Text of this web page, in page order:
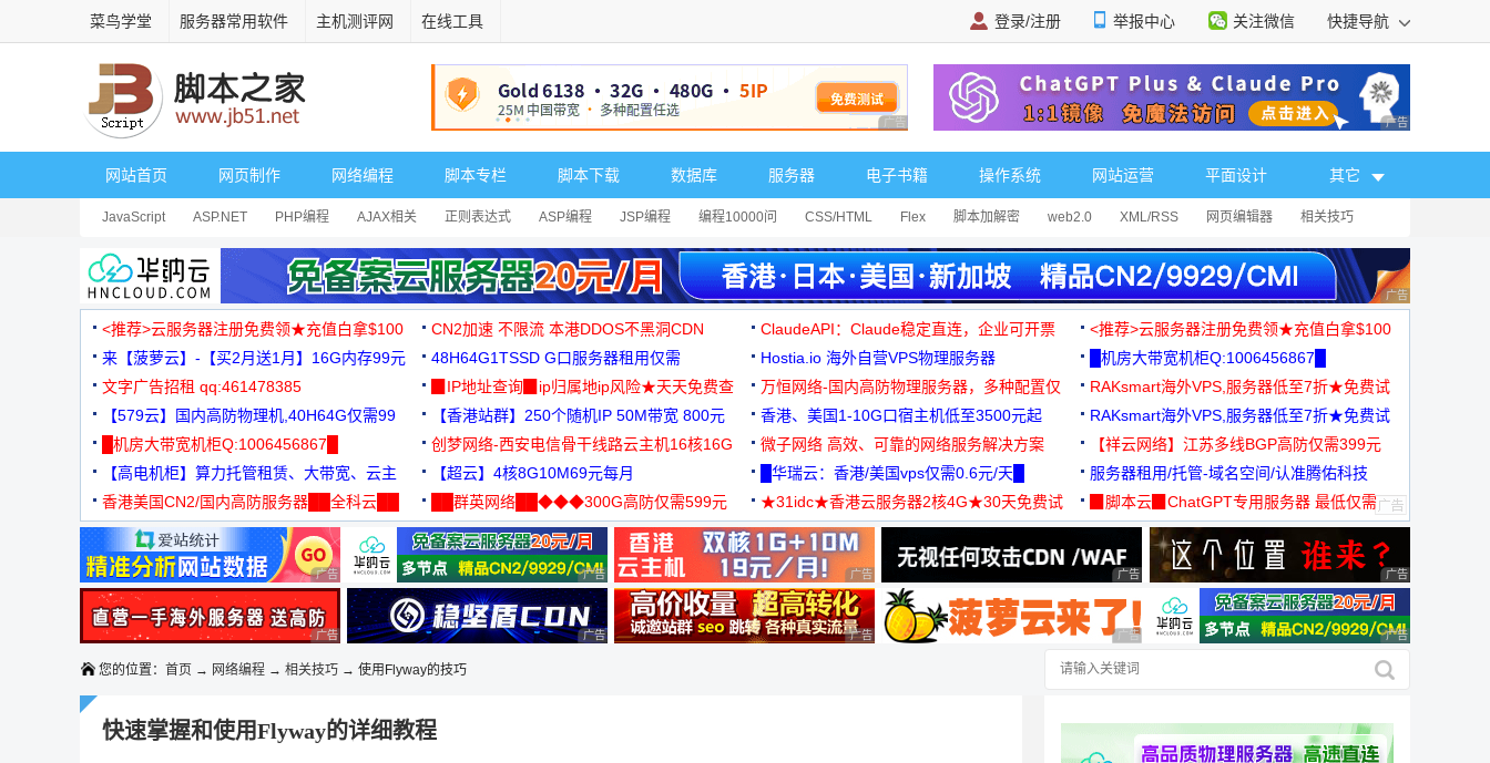
菜鸟学堂 服务器常用软件 主机测评网 在线工具 登录/注册 举报中心 关注微信 快捷导航
广告 商业广告，理性选择 广告 商业广告，理
网站首页 网页制作 网络编程 脚本专栏 脚本下载 数据库 服务器 电子书籍 操作系统 网站运营 平面设计 其它
JavaScript ASP.NET PHP编程 AJAX相关 正则表达式 ASP编程 JSP编程 编程10000问 CSS/HTML Flex 脚本加解密 web2.0 XML/RSS 网页编辑器 相关技巧
安全相关 网页播放器 其它综合 Dart
广告 商业广告，理
<推荐>云服务器注册免费领★充值白拿$100 CN2加速 不限流 本港DDOS不黑洞CDN ClaudeAPI：Claude稳定直连，企业可开票
<推荐>云服务器注册免费领★充值白拿$100
来【菠萝云】-【买2月送1月】16G内存99元
48H64G1TSSD G口服务器租用仅需
3000+可免费测试
Hostia.io 海外自营VPS物理服务器
█机房大带宽机柜Q:1006456867█
文字广告招租 qq:461478385
▉IP地址查询▉ip归属地ip风险★天天免费查
万恒网络-国内高防物理服务器，多种配置仅
99元/月起
RAKsmart海外VPS,服务器低至7折★免费试
用★
【579云】国内高防物理机,40H64G仅需99
元
【香港站群】250个随机IP 50M带宽 800元 香港、美国1-10G口宿主机低至3500元起
RAKsmart海外VPS,服务器低至7折★免费试
用★
█机房大带宽机柜Q:1006456867█
创梦网络-西安电信骨干线路云主机16核16G
88元/月
微子网络 高效、可靠的网络服务解决方案
【祥云网络】江苏多线BGP高防仅需399元
【高电机柜】算力托管租赁、大带宽、云主
机
【超云】4核8G10M69元每月 █华瑞云：香港/美国vps仅需0.6元/天█
服务器租用/托管-域名空间/认准腾佑科技
香港美国CN2/国内高防服务器██全科云██
██群英网络██◆◆◆300G高防仅需599元
◆◆◆
★31idc★香港云服务器2核4G★30天免费试
用◆
▉脚本云▉ChatGPT专用服务器 最低仅需
19元/月
广告 商业广告，理性选择 广告 商业广告，理性选择 广告 商业广告，理性选择 广告 商业广告，理性选择 广告 商业广告，理
广告 商业广告，理性选择 广告 商业广告，理性选择 广告 商业广告，理性选择 广告 商业广告，理性选择 广告 商业广告，理
您的位置： 首页 → 网络编程 → 相关技巧 → 使用Flyway的技巧
快速掌握和使用Flyway的详细教程